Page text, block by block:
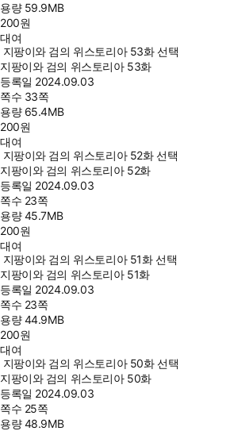
용량 59.9MB
200원
대여
지팡이와 검의 위스토리아 53화 선택
지팡이와 검의 위스토리아 53화
등록일 2024.09.03
쪽수 33쪽
용량 65.4MB
200원
대여
지팡이와 검의 위스토리아 52화 선택
지팡이와 검의 위스토리아 52화
등록일 2024.09.03
쪽수 23쪽
용량45.7MB
200원
대여
지팡이와 검의 위스토리아 51화 선택
지팡이와 검의 위스토리아 51화
등록일 2024.09.03
쪽수 23쪽
용량44.9MB
200원
대여
지팡이와 검의 위스토리아 50화 선택
지팡이와 검의 위스토리아 50화
등록일 2024.09.03
쪽수 25쪽
용량48.9MB